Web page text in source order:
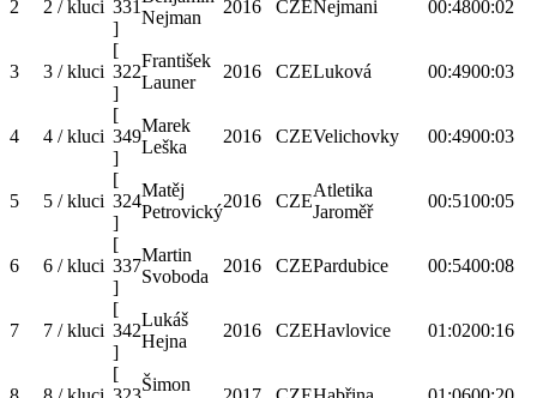
2 2 / kluci 331
]
Nejman
2016 CZENejmani 00:4800:02
3 3 / kluci
[
322
]
František
Launer
2016 CZELuková 00:4900:03
4 4 / kluci
[
349
]
Marek
Leška
2016 CZEVelichovky 00:4900:03
5 5 / kluci
[
324
]
Matěj
Petrovický
2016 CZE
Atletika
Jaroměř
00:5100:05
6 6 / kluci
[
337
]
Martin
Svoboda
2016 CZEPardubice 00:5400:08
7 7 / kluci
[
342
]
Lukáš
Hejna
2016 CZEHavlovice 01:0200:16
[
Šimon